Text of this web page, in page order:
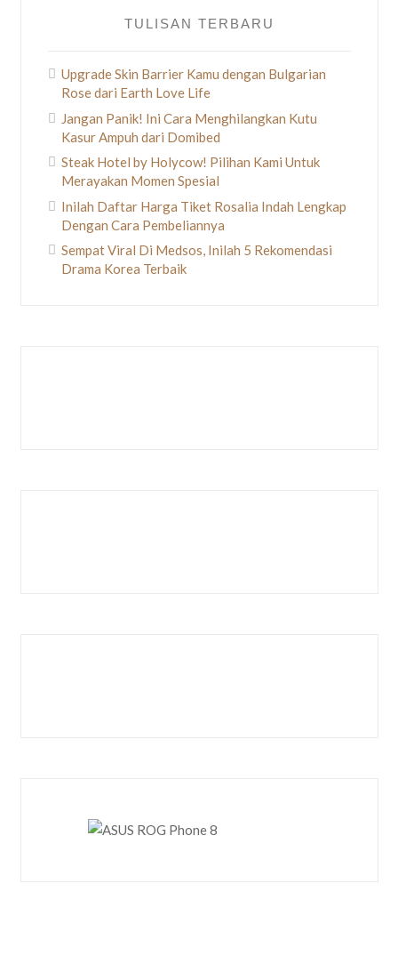
TULISAN TERBARU
Upgrade Skin Barrier Kamu dengan Bulgarian
Rose dari Earth Love Life
Jangan Panik! Ini Cara Menghilangkan Kutu
Kasur Ampuh dari Domibed
Steak Hotel by Holycow! Pilihan Kami Untuk
Merayakan Momen Spesial
Inilah Daftar Harga Tiket Rosalia Indah Lengkap
Dengan Cara Pembeliannya
Sempat Viral Di Medsos, Inilah 5 Rekomendasi
Drama Korea Terbaik